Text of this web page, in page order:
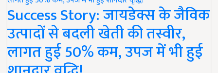
Success Story: जायडेक्स के जैविक
उत्पादों से बदली खेती की तस्वीर,
लागत हुई 50% कम, उपज में भी हुई